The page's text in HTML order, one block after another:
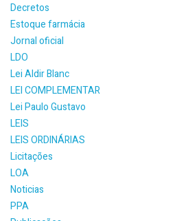
Decretos
Estoque farmácia
Jornal oficial
LDO
Lei Aldir Blanc
LEI COMPLEMENTAR
Lei Paulo Gustavo
LEIS
LEIS ORDINÁRIAS
Licitações
LOA
Noticias
PPA